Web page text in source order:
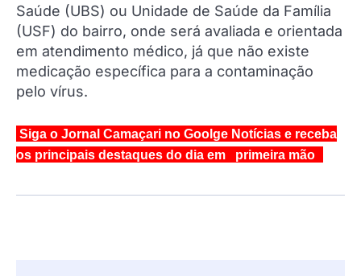
Saúde (UBS) ou Unidade de Saúde da Família
(USF) do bairro, onde será avaliada e orientada
em atendimento médico, já que não existe
medicação específica para a contaminação
pelo vírus.
Siga o Jornal Camaçari no Goolge Notícias e receba
os principais destaques do dia em primeira mão